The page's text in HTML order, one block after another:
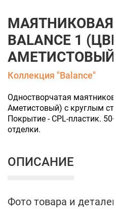
МАЯТНИКОВАЯ
BALANCE 1
АМЕТИСТОВЫЙ)
Коллекция "Balance"
Одностворчатая
Аметистовый) с круглым
Покрытие - CPL-пластик.
отделки.
ОПИСАНИЕ
Фото товара и деталей